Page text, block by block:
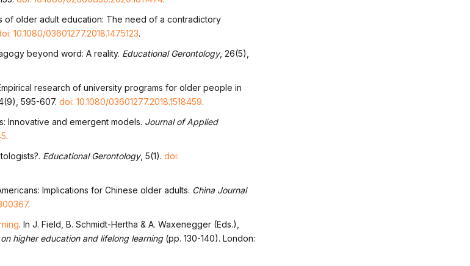
of older adult education: The need of a contradictory
10.1080/03601277.2018.1475123.
beyond word: A reality. Educational Gerontology, 26(5),
research of university programs for older people in
595-607. doi: 10.1080/03601277.2018.1518459.
Innovative and emergent models. Journal of Applied
.
Educational Gerontology, 5(1). doi:
Implications for Chinese older adults. China Journal
.
. In J. Field, B. Schmidt-Hertha & A. Waxenegger (Eds.),
higher education and lifelong learning(pp. 130-140). London: